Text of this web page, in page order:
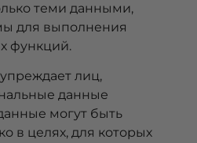
теми данными,
для выполнения
функций.
лиц,
данные
могут быть
в целях, для которых